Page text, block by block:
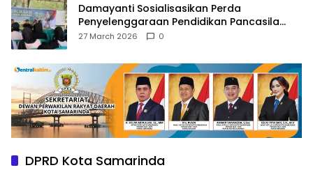
Damayanti Sosialisasikan Perda
Penyelenggaraan Pendidikan Pancasila
dan Wawasan Kebangsaan
27 March 2026 0
DPRD Kota Samarinda